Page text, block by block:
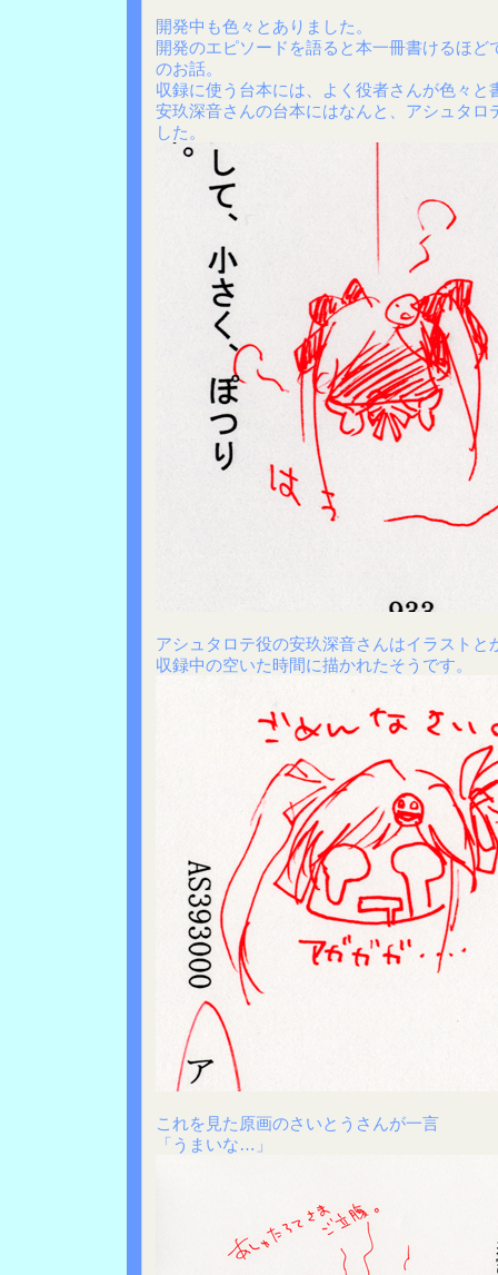
開発中も色々とありました。
開発のエピソードを語ると本一冊書けるほど
のお話。
収録に使う台本には、よく役者さんが色々と
安玖深音さんの台本にはなんと、アシュタロ
した。
アシュタロテ役の安玖深音さんはイラストと
収録中の空いた時間に描かれたそうです。
これを見た原画のさいとうさんが一言
「うまいな…」